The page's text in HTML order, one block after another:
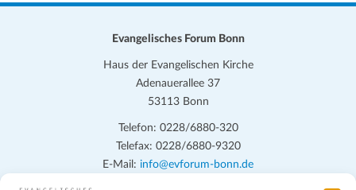
Evangelisches Forum Bonn
Haus der Evangelischen Kirche
Adenauerallee 37
53113 Bonn
Telefon: 0228/6880-320
Telefax: 0228/6880-9320
E-Mail: info@evforum-bonn.de